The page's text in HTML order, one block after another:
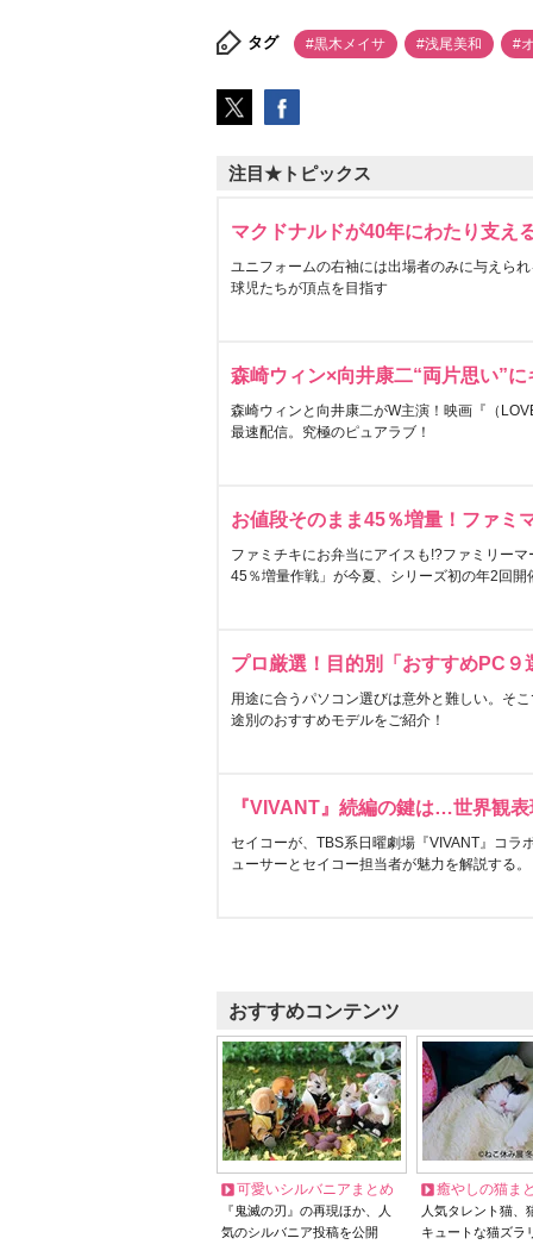
タグ #黒木メイサ #浅尾美和 #
注目★トピックス
マクドナルドが40年にわたり支え
ユニフォームの右袖には出場者のみに与えら
球児たちが頂点を目指す
森崎ウィン×向井康二“両片思い”
森崎ウィンと向井康二がW主演！映画『（
最速配信。究極のピュアラブ！
お値段そのまま45％増量！ファミ
ファミチキにお弁当にアイスも!?ファミリー
45％増量作戦」が今夏、シリーズ初の年2回開
プロ厳選！目的別「おすすめPC９
用途に合うパソコン選びは意外と難しい。そ
途別のおすすめモデルをご紹介！
『VIVANT』続編の鍵は…世界観
セイコーが、TBS系日曜劇場『VIVANT』コラ
ューサーとセイコー担当者が魅力を解説する。
おすすめコンテンツ
可愛いシルバニアまとめ
『鬼滅の刃』の再現ほか、人
気のシルバニア投稿を公開
癒やしの猫ま
人気タレント猫
キュートな猫ズラ